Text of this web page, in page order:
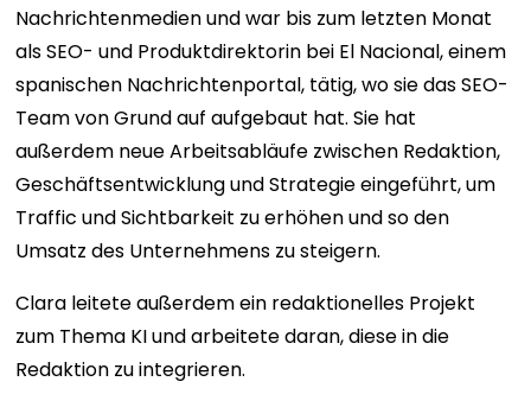
Nachrichtenmedien und war bis zum letzten Monat
als SEO- und Produktdirektorin bei El Nacional, einem
spanischen Nachrichtenportal, tätig, wo sie das SEO-
Team von Grund auf aufgebaut hat. Sie hat
außerdem neue Arbeitsabläufe zwischen Redaktion,
Geschäftsentwicklung und Strategie eingeführt, um
Traffic und Sichtbarkeit zu erhöhen und so den
Umsatz des Unternehmens zu steigern.
Clara leitete außerdem ein redaktionelles Projekt
zum Thema KI und arbeitete daran, diese in die
Redaktion zu integrieren.